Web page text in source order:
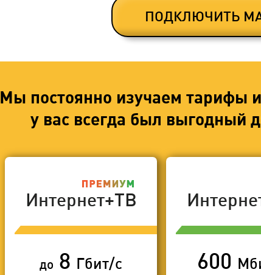
ПОДКЛЮЧИТЬ
Мы постоянно изучаем тарифы
у вас всегда был выгодный
Интернет+ТВ
до 8 Гбит/с 600